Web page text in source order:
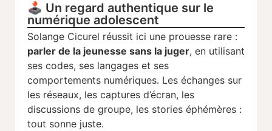
🕹️ Un regard authentique sur le
numérique adolescent
Solange Cicurel réussit ici une prouesse rare :
parler de la jeunesse sans la juger, en utilisant
ses codes, ses langages et ses
comportements numériques. Les échanges sur
les réseaux, les captures d’écran, les
discussions de groupe, les stories éphémères :
tout sonne juste.